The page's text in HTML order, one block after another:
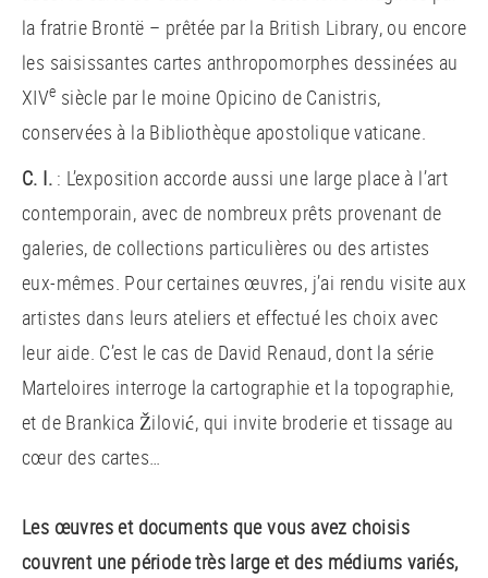
la fratrie Brontë – prêtée par la British Library, ou encore
les saisissantes cartes anthropomorphes dessinées au
XIVe siècle par le moine Opicino de Canistris,
conservées à la Bibliothèque apostolique vaticane.
C. I. : L’exposition accorde aussi une large place à l’art
contemporain, avec de nombreux prêts provenant de
galeries, de collections particulières ou des artistes
eux-mêmes. Pour certaines œuvres, j’ai rendu visite aux
artistes dans leurs ateliers et effectué les choix avec
leur aide. C’est le cas de David Renaud, dont la série
Marteloires interroge la cartographie et la topographie,
et de Brankica Žilović, qui invite broderie et tissage au
cœur des cartes…
Les œuvres et documents que vous avez choisis
couvrent une période très large et des médiums variés,